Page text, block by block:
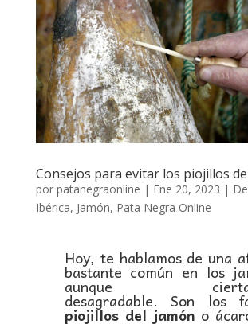
Consejos para evitar los piojillos
por patanegraonline | Ene 20, 2023 |
Ibérica, Jamón, Pata Negra Online
Hoy, te hablamos de una
bastante común en los
aunque
desagradable. Son los
piojillos del jamón o